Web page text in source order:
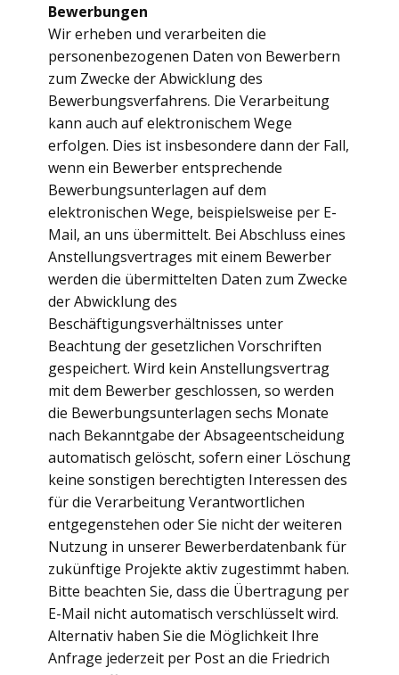
Bewerbungen
Wir erheben und verarbeiten die
personenbezogenen Daten von Bewerbern
zum Zwecke der Abwicklung des
Bewerbungsverfahrens. Die Verarbeitung
kann auch auf elektronischem Wege
erfolgen. Dies ist insbesondere dann der Fall,
wenn ein Bewerber entsprechende
Bewerbungsunterlagen auf dem
elektronischen Wege, beispielsweise per E-
Mail, an uns übermittelt. Bei Abschluss eines
Anstellungsvertrages mit einem Bewerber
werden die übermittelten Daten zum Zwecke
der Abwicklung des
Beschäftigungsverhältnisses unter
Beachtung der gesetzlichen Vorschriften
gespeichert. Wird kein Anstellungsvertrag
mit dem Bewerber geschlossen, so werden
die Bewerbungsunterlagen sechs Monate
nach Bekanntgabe der Absageentscheidung
automatisch gelöscht, sofern einer Löschung
keine sonstigen berechtigten Interessen des
für die Verarbeitung Verantwortlichen
entgegenstehen oder Sie nicht der weiteren
Nutzung in unserer Bewerberdatenbank für
zukünftige Projekte aktiv zugestimmt haben.
Bitte beachten Sie, dass die Übertragung per
E-Mail nicht automatisch verschlüsselt wird.
Alternativ haben Sie die Möglichkeit Ihre
Anfrage jederzeit per Post an die Friedrich